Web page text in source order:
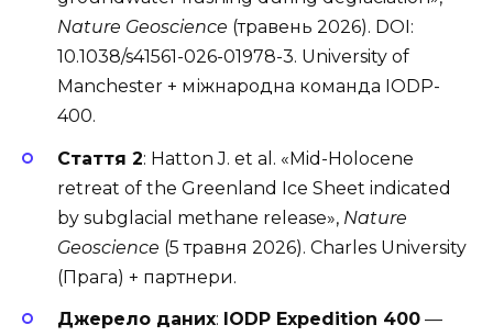
Nature Geoscience (травень 2026). DOI:
10.1038/s41561-026-01978-3. University of
Manchester + міжнародна команда IODP-
400.
Стаття 2: Hatton J. et al. «Mid-Holocene
retreat of the Greenland Ice Sheet indicated
by subglacial methane release», Nature
Geoscience (5 травня 2026). Charles University
(Прага) + партнери.
Джерело даних: IODP Expedition 400 —